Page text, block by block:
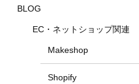
BLOG
EC・ネットショップ関連
Makeshop
Shopify